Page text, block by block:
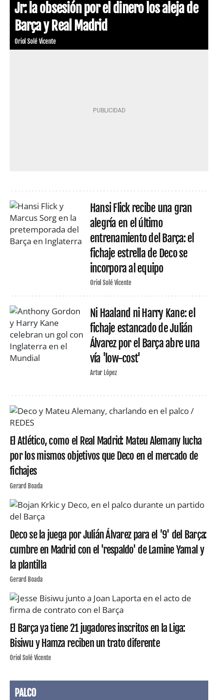
Jr: la obsesión por el dinero los aleja de
Barça y Real Madrid
Oriol Solé Vicente
Hansi Flick recibe una gran
alegría en el último
entrenamiento del Barça: el
fichaje estrella de Deco se
incorpora al equipo
Oriol Solé Vicente
Ni Haaland ni Harry Kane: el
fichaje estancado de Julián
Álvarez por el Barça abre una
vía 'low-cost'
Artur López
El Atlético, como el Real Madrid: Mateu Alemany lucha
por los mismos objetivos que Deco en el mercado de
fichajes
Gerard Boada
Deco se la juega por Julián Álvarez para el '9' del Barça:
cumbre en Madrid con el 'respaldo' de Lamine Yamal y
la plantilla
Gerard Boada
El Barça ya tiene 21 jugadores inscritos en la Liga:
Bisiwu y Hamza reciben un trato diferente
Oriol Solé Vicente
PALCO